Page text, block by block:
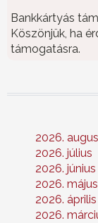
Bankkártyás
Köszönjük, ha
támogatásra.
2026.
2026. július
2026. június
2026. május
2026. április
2026.